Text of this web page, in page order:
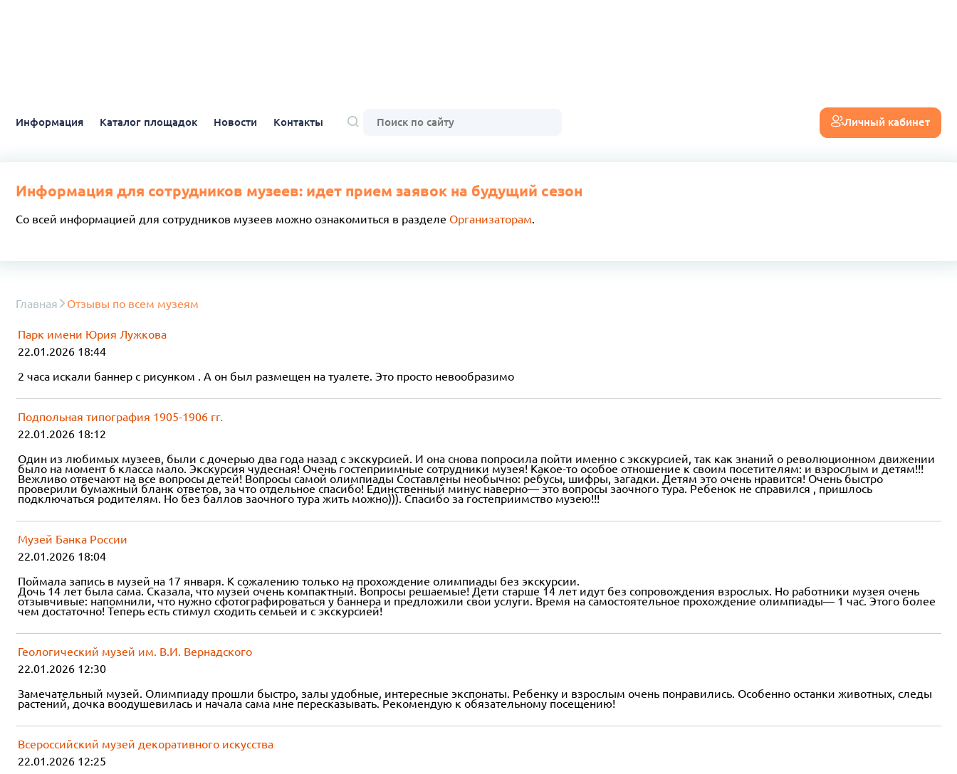
Информация Каталог площадок Новости Контакты Личный кабинет
Информация для сотрудников музеев: идет прием заявок на будущий сезон
Со всей информацией для сотрудников музеев можно ознакомиться в разделе Организаторам.
Главная Отзывы по всем музеям
Парк имени Юрия Лужкова
22.01.2026 18:44
2 часа искали баннер с рисунком . А он был размещен на туалете. Это просто невообразимо
Подпольная типография 1905-1906 гг.
22.01.2026 18:12
Один из любимых музеев, были с дочерью два года назад с экскурсией. И она снова попросила пойти именно с экскурсией, так как знаний о революционном движении
было на момент 6 класса мало. Экскурсия чудесная! Очень гостеприимные сотрудники музея! Какое-то особое отношение к своим посетителям: и взрослым и детям!!!
Вежливо отвечают на все вопросы детей! Вопросы самой олимпиады Составлены необычно: ребусы, шифры, загадки. Детям это очень нравится! Очень быстро
проверили бумажный бланк ответов, за что отдельное спасибо! Единственный минус наверно— это вопросы заочного тура. Ребенок не справился , пришлось
подключаться родителям. Но без баллов заочного тура жить можно))). Спасибо за гостеприимство музею!!!
Музей Банка России
22.01.2026 18:04
Поймала запись в музей на 17 января. К сожалению только на прохождение олимпиады без экскурсии.
Дочь 14 лет была сама. Сказала, что музей очень компактный. Вопросы решаемые! Дети старше 14 лет идут без сопровождения взрослых. Но работники музея очень
отзывчивые: напомнили, что нужно сфотографироваться у баннера и предложили свои услуги. Время на самостоятельное прохождение олимпиады— 1 час. Этого более
чем достаточно! Теперь есть стимул сходить семьей и с экскурсией!
Геологический музей им. В.И. Вернадского
22.01.2026 12:30
Замечательный музей. Олимпиаду прошли быстро, залы удобные, интересные экспонаты. Ребенку и взрослым очень понравились. Особенно останки животных, следы
растений, дочка воодушевилась и начала сама мне пересказывать. Рекомендую к обязательному посещению!
Всероссийский музей декоративного искусства
22.01.2026 12:25